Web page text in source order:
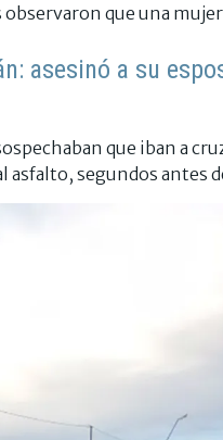
que una
asesinó a su
que iban a
asfalto, segundos antes